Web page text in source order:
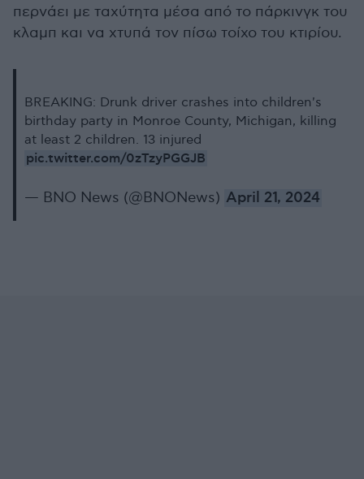
περνάει με ταχύτητα μέσα από το πάρκινγκ του
κλαμπ και να χτυπά τον πίσω τοίχο του κτιρίου.
BREAKING: Drunk driver crashes into children's
birthday party in Monroe County, Michigan, killing
at least 2 children. 13 injured
pic.twitter.com/0zTzyPGGJB
— BNO News (@BNONews) April 21, 2024